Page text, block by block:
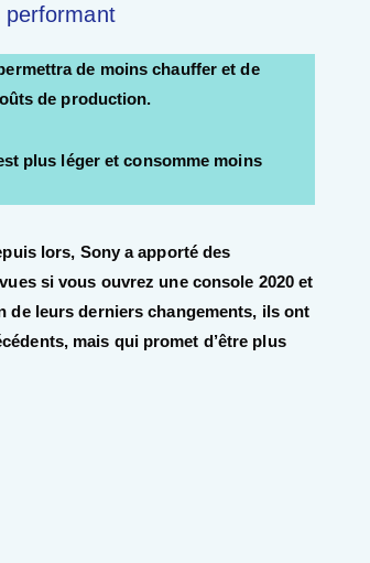
performant
de moins chauffer et de
de production.
plus léger et consomme moins
lors, Sony a apporté des
si vous ouvrez une console 2020 et
de leurs derniers changements, ils ont
mais qui promet d’être plus